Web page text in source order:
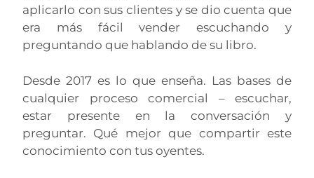
aplicarlo con sus clientes y se dio cuenta que
era más fácil venderescuchando y
preguntando que hablando de su libro.
Desde 2017 es lo que enseña. Las bases de
cualquier proceso comercial – escuchar,
estar presente en la conversación y
preguntar. Qué mejor que compartir este
conocimiento con tus oyentes.